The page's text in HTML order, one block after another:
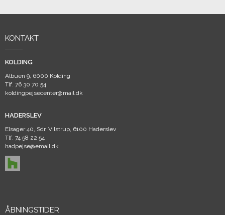
KONTAKT
KOLDING
Albuen 9, 6000 Kolding
Tlf. 76 30 70 54
koldingpejsecenter@mail.dk
HADERSLEV
Elsager 40, Sdr. Vilstrup, 6100 Haderslev
Tlf. 74 58 22 54
hadpejse@email.dk
ÅBNINGSTIDER